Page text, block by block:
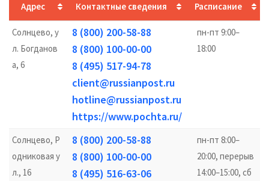
Адрес Контактные сведения Расписание
Солнцево, у
л. Богданов
а, 6
8 (800) 200-58-88
8 (800) 100-00-00
8 (495) 517-94-78
client@russianpost.ru
hotline@russianpost.ru
https://www.pochta.ru/
пн-пт 9:00–
18:00
Солнцево, Р
одниковая у
л., 16
8 (800) 200-58-88
8 (800) 100-00-00
8 (495) 516-63-06
пн-пт 8:00–
20:00, перерыв
14:00–15:00, сб